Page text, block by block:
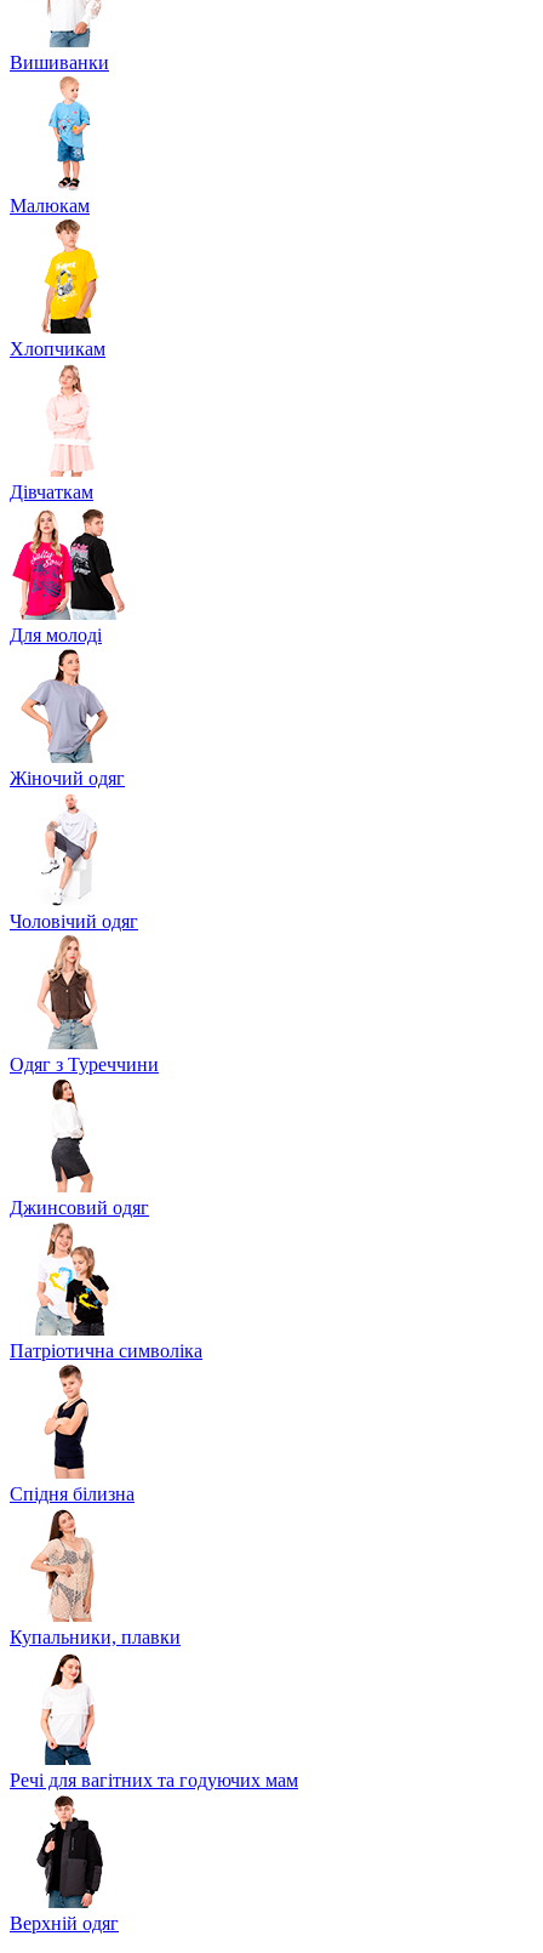
Вишиванки
Малюкам
Хлопчикам
Дівчаткам
Для молоді
Жіночий одяг
Чоловічий одяг
Одяг з Туреччини
Джинсовий одяг
Патріотична символіка
Спідня білизна
Купальники, плавки
Речі для вагітних та годуючих мам
Верхній одяг